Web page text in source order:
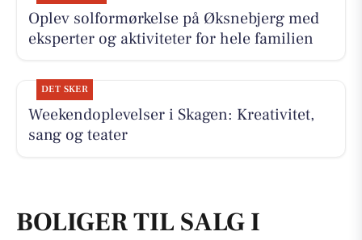
Oplev solformørkelse på Øksnebjerg med
eksperter og aktiviteter for hele familien
DET SKER
Weekendoplevelser i Skagen: Kreativitet,
sang og teater
BOLIGER TIL SALG I